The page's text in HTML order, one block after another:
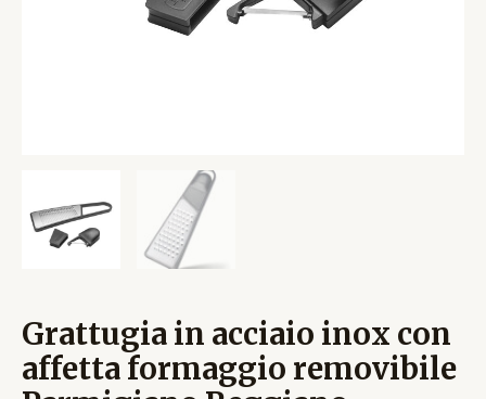
Grattugia in acciaio inox con
affetta formaggio removibile